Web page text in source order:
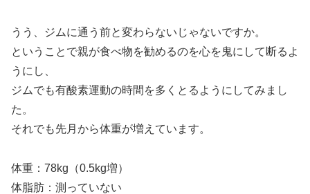
うう、ジムに通う前と変わらないじゃないですか。
ということで親が食べ物を勧めるのを心を鬼にして断るよ
うにし、
ジムでも有酸素運動の時間を多くとるようにしてみまし
た。
それでも先月から体重が増えています。
体重：78kg（0.5kg増）
体脂肪：測っていない